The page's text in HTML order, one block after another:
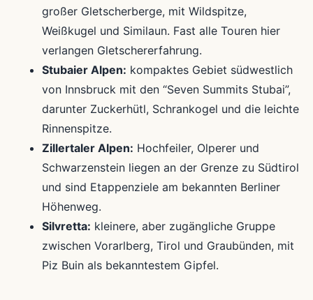
großer Gletscherberge, mit Wildspitze,
Weißkugel und Similaun. Fast alle Touren hier
verlangen Gletschererfahrung.
Stubaier Alpen: kompaktes Gebiet südwestlich
von Innsbruck mit den “Seven Summits Stubai”,
darunter Zuckerhütl, Schrankogel und die leichte
Rinnenspitze.
Zillertaler Alpen: Hochfeiler, Olperer und
Schwarzenstein liegen an der Grenze zu Südtirol
und sind Etappenziele am bekannten Berliner
Höhenweg.
Silvretta: kleinere, aber zugängliche Gruppe
zwischen Vorarlberg, Tirol und Graubünden, mit
Piz Buin als bekanntestem Gipfel.